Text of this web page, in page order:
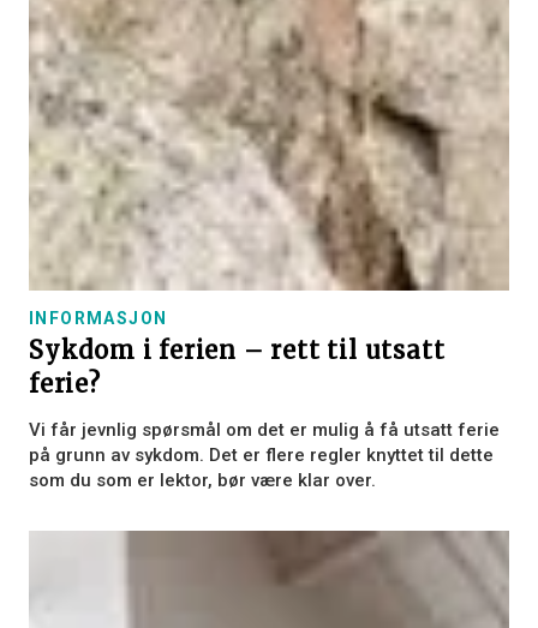
INFORMASJON
Sykdom i ferien – rett til utsatt
ferie?
Vi får jevnlig spørsmål om det er mulig å få utsatt ferie
på grunn av sykdom. Det er flere regler knyttet til dette
som du som er lektor, bør være klar over.